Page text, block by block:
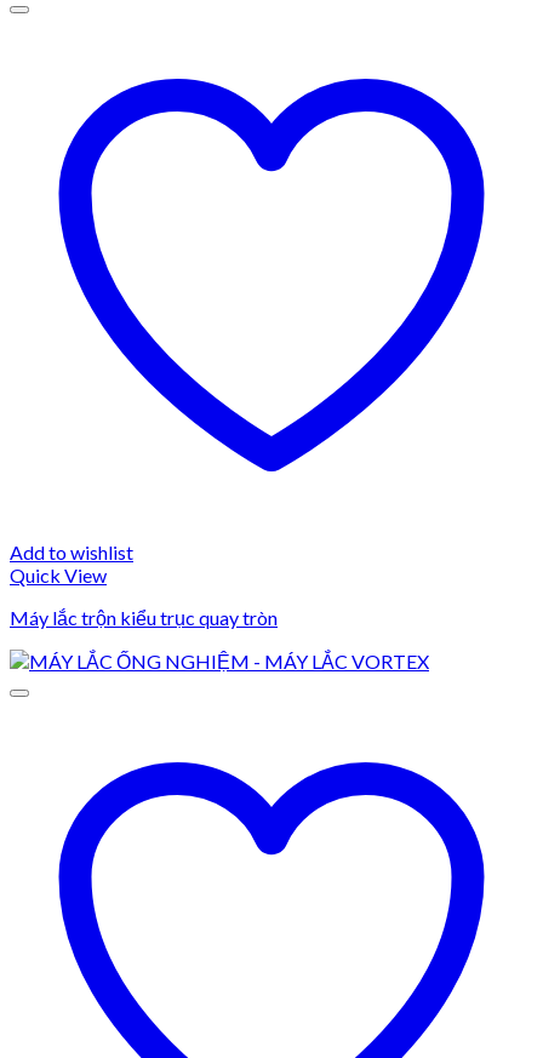
Add to wishlist
Quick View
Máy lắc trộn kiểu trục quay tròn